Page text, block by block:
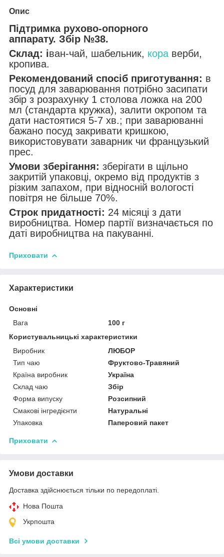
Опис
Підтримка рухово-опорного
аппарату. Збір №38.
Склад: іван-чай, шабельник, кора верби,
кропива.
Рекомендований спосіб приготування: в
посуд для заварювання потрібно засипати
збір з розрахунку 1 столова ложка на 200
мл (стандарта кружка), залити окропом та
дати настоятися 5-7 хв.; при заварюванні
бажано посуд закривати кришкою,
використовувати заварник чи французький
прес.
Умови зберігання: зберігати в щільно
закритій упаковці, окремо від продуктів з
різким запахом, при відносній вологості
повітря не більше 70%.
Строк придатності: 24 місяці з дати
виробництва. Номер партії визначається по
даті виробництва на пакуванні.
Приховати
Характеристики
Основні
Вага
100 г
Користувальницькі характеристики
Виробник
ЛЮБОР
Тип чаю
Фруктово-Травяний
Країна виробник
Україна
Склад чаю
Збір
Форма випуску
Розсипний
Смакові інгредієнти
Натуральні
Упаковка
Паперовий пакет
Приховати
Умови доставки
Доставка здійснюється тільки по передоплаті.
Нова Пошта
Укрпошта
Всі умови доставки